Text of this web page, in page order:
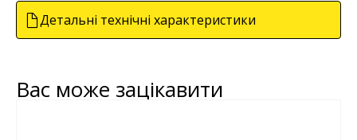
Детальні технічні характеристики
Вас може зацікавити